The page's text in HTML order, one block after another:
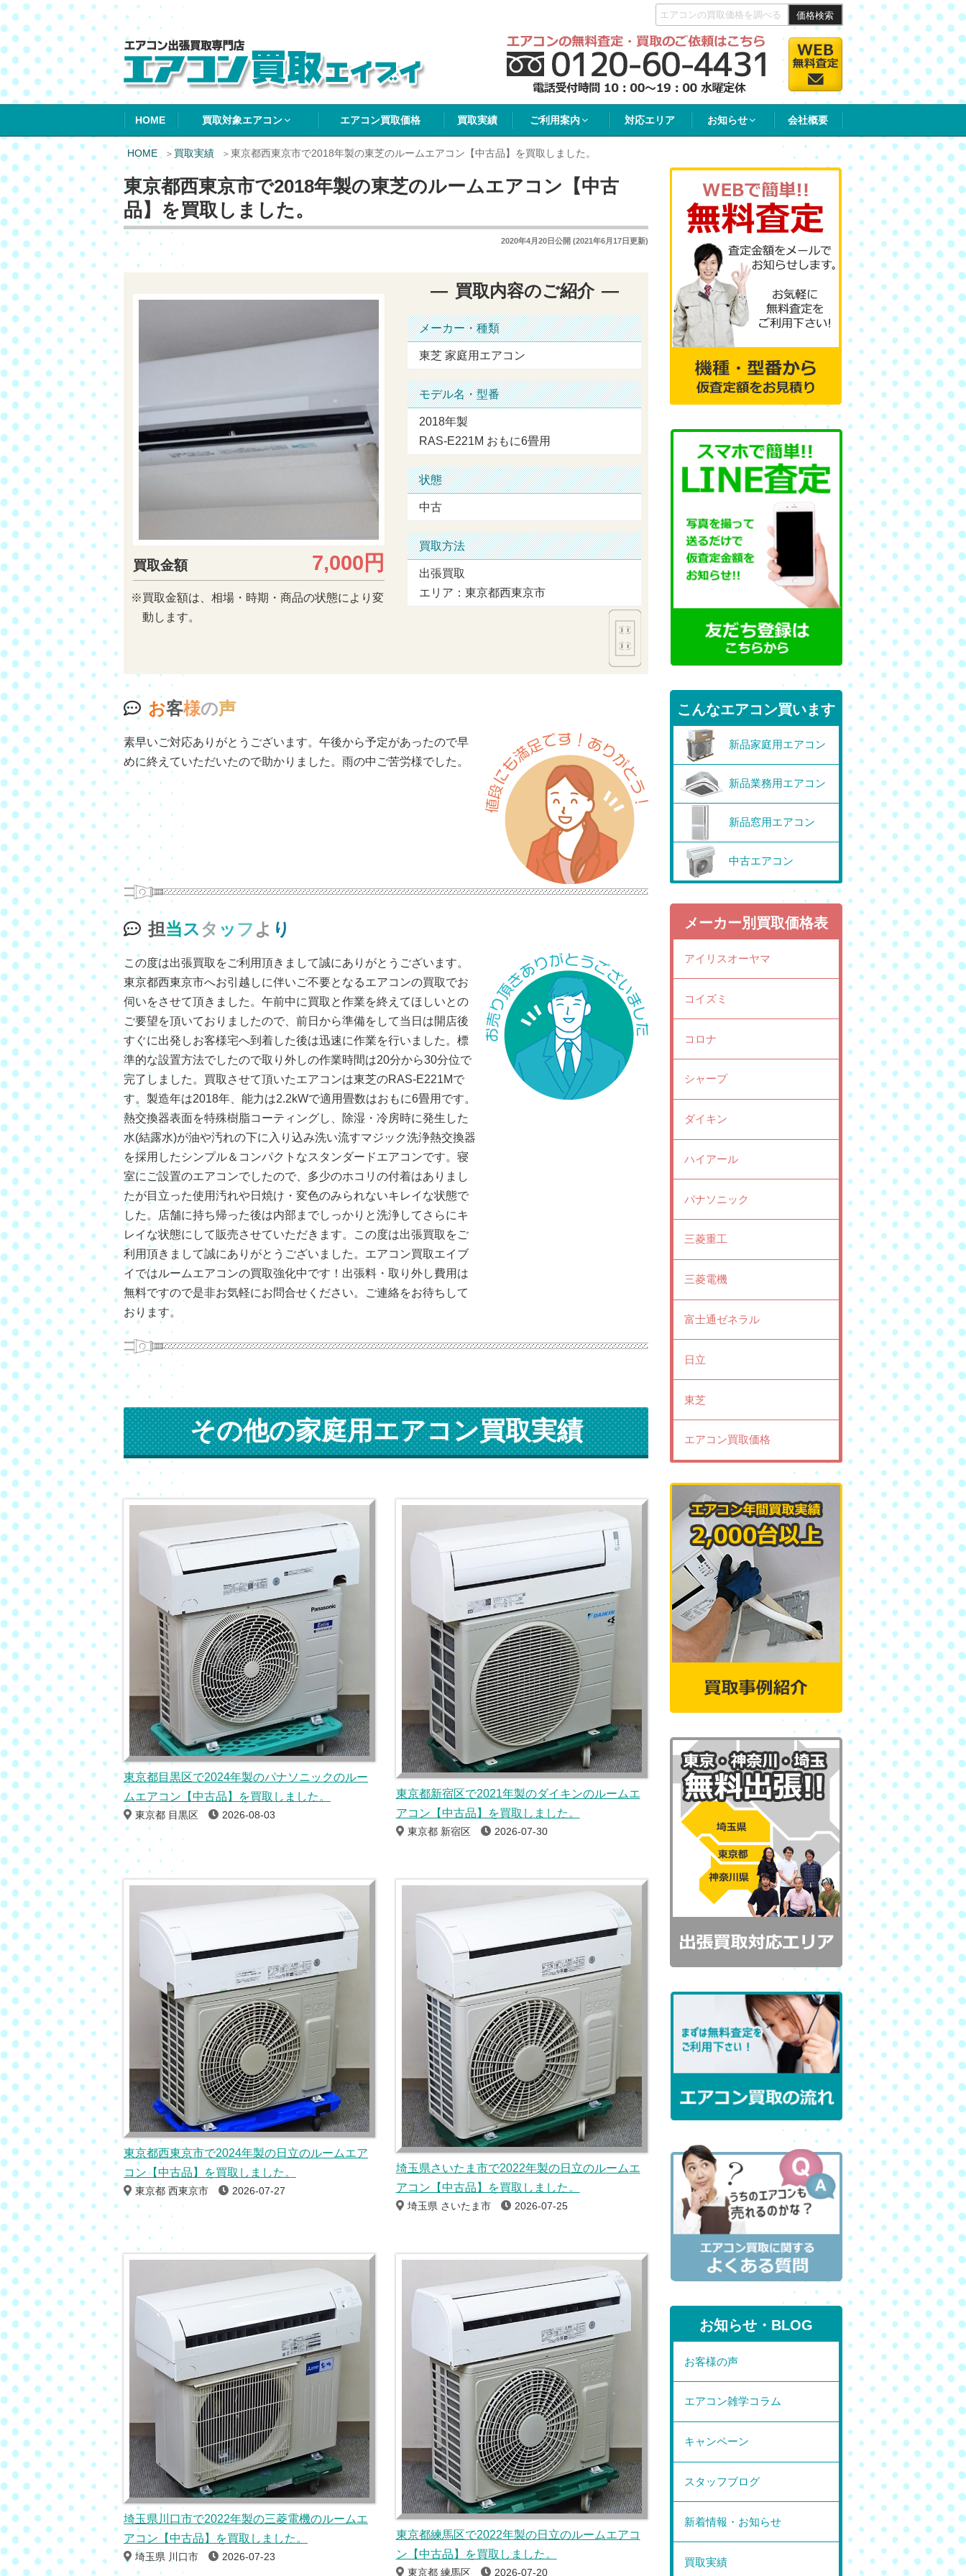
価格検索
エアコン買取エイブイ
HOME 買取対象エアコン エアコン買取価格 買取実績 ご利用案内 対応エリア お知らせ 会社概要
HOME 買取実績 東京都西東京市で2018年製の東芝のルームエアコン【中古品】を買取しました。
東京都西東京市で2018年製の東芝のルームエアコン【中古
品】を買取しました。
2020年4月20日公開 (2021年6月17日更新)
買取金額 7,000円
※買取金額は、相場・時期・商品の状態により変
動します。
買取内容のご紹介
メーカー・種類
東芝 家庭用エアコン
モデル名・型番
2018年製
RAS-E221M おもに6畳用
状態
中古
買取方法
出張買取
エリア：東京都西東京市
お客様の声
素早いご対応ありがとうございます。午後から予定があったので早
めに終えていただいたので助かりました。雨の中ご苦労様でした。
担当スタ ッ フ よ り
この度は出張買取をご利用頂きまして誠にありがとうございます。
東京都西東京市へお引越しに伴いご不要となるエアコンの買取でお
伺いをさせて頂きました。午前中に買取と作業を終えてほしいとの
ご要望を頂いておりましたので、前日から準備をして当日は開店後
すぐに出発しお客様宅へ到着した後は迅速に作業を行いました。標
準的な設置方法でしたので取り外しの作業時間は20分から30分位で
完了しました。買取させて頂いたエアコンは東芝のRAS-E221Mで
す。製造年は2018年、能力は2.2kWで適用畳数はおもに6畳用です。
熱交換器表面を特殊樹脂コーティングし、除湿・冷房時に発生した
水(結露水)が油や汚れの下に入り込み洗い流すマジック洗浄熱交換器
を採用したシンプル＆コンパクトなスタンダードエアコンです。寝
室にご設置のエアコンでしたので、多少のホコリの付着はありまし
たが目立った使用汚れや日焼け・変色のみられないキレイな状態で
した。店舗に持ち帰った後は内部までしっかりと洗浄してさらにキ
レイな状態にして販売させていただきます。この度は出張買取をご
利用頂きまして誠にありがとうございました。エアコン買取エイブ
イではルームエアコンの買取強化中です！出張料・取り外し費用は
無料ですので是非お気軽にお問合せください。ご連絡をお待ちして
おります。
その他の家庭用エアコン買取実績
東京都目黒区で2024年製のパナソニックのルー
ムエアコン【中古品】を買取しました。
東京都 目黒区 2026-08-03
東京都新宿区で2021年製のダイキンのルームエ
アコン【中古品】を買取しました。
東京都 新宿区 2026-07-30
東京都西東京市で2024年製の日立のルームエア
コン【中古品】を買取しました。
東京都 西東京市 2026-07-27
埼玉県さいたま市で2022年製の日立のルームエ
アコン【中古品】を買取しました。
埼玉県 さいたま市 2026-07-25
埼玉県川口市で2022年製の三菱電機のルームエ
アコン【中古品】を買取しました。
埼玉県 川口市 2026-07-23
東京都練馬区で2022年製の日立のルームエアコ
ン【中古品】を買取しました。
東京都 練馬区 2026-07-20
こんなエアコン買います
新品家庭用エアコン
新品業務用エアコン
新品窓用エアコン
中古エアコン
メーカー別買取価格表
アイリスオーヤマ
コイズミ
コロナ
シャープ
ダイキン
ハイアール
パナソニック
三菱重工
三菱電機
富士通ゼネラル
日立
東芝
エアコン買取価格
お知らせ・BLOG
お客様の声
エアコン雑学コラム
キャンペーン
スタッフブログ
新着情報・お知らせ
買取実績